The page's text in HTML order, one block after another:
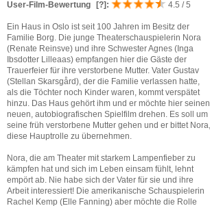
User-Film-Bewertung
[?] : 4.5 / 5
Ein Haus in Oslo ist seit 100 Jahren im Besitz der
Familie Borg. Die junge Theaterschauspielerin Nora
(Renate Reinsve) und ihre Schwester Agnes (Inga
Ibsdotter Lilleaas) empfangen hier die Gäste der
Trauerfeier für ihre verstorbene Mutter. Vater Gustav
(Stellan Skarsgård), der die Familie verlassen hatte,
als die Töchter noch Kinder waren, kommt verspätet
hinzu. Das Haus gehört ihm und er möchte hier seinen
neuen, autobiografischen Spielfilm drehen. Es soll um
seine früh verstorbene Mutter gehen und er bittet Nora,
diese Hauptrolle zu übernehmen.
Nora, die am Theater mit starkem Lampenfieber zu
kämpfen hat und sich im Leben einsam fühlt, lehnt
empört ab. Nie habe sich der Vater für sie und ihre
Arbeit interessiert! Die amerikanische Schauspielerin
Rachel Kemp (Elle Fanning) aber möchte die Rolle